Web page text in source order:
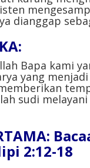
dianggap
Bapa kami
yang
sudi
2:12-18